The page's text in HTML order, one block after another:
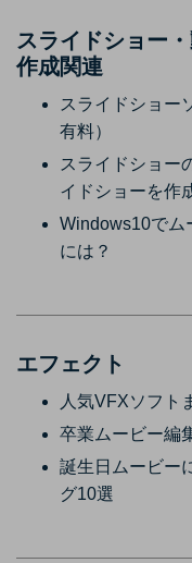
スライドショー
作成関連
スライドショー
有料）
スライドショー
イドショーを作
Windows10でム
には？
エフェクト
人気VFXソフト
卒業ムービー編
誕生日ムービー
グ10選